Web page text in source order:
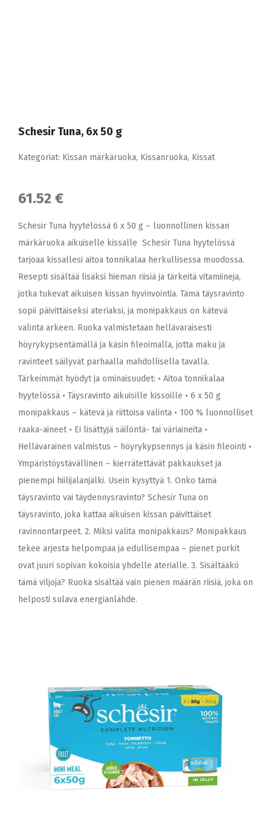
Schesir Tuna, 6x 50 g
Kategoriat: Kissan märkäruoka, Kissanruoka, Kissat
61.52 €
Schesir Tuna hyytelössä 6 x 50 g – luonnollinen kissan
märkäruoka aikuiselle kissalle Schesir Tuna hyytelössä
tarjoaa kissallesi aitoa tonnikalaa herkullisessa muodossa.
Resepti sisältää lisäksi hieman riisiä ja tärkeitä vitamiineja,
jotka tukevat aikuisen kissan hyvinvointia. Tämä täysravinto
sopii päivittäiseksi ateriaksi, ja monipakkaus on kätevä
valinta arkeen. Ruoka valmistetaan hellävaraisesti
höyrykypsentämällä ja käsin fileoimalla, jotta maku ja
ravinteet säilyvät parhaalla mahdollisella tavalla.
Tärkeimmät hyödyt ja ominaisuudet: • Aitoa tonnikalaa
hyytelössä • Täysravinto aikuisille kissoille • 6 x 50 g
monipakkaus – kätevä ja riittoisa valinta • 100 % luonnolliset
raaka-aineet • Ei lisättyjä säilöntä- tai väriaineita •
Hellävarainen valmistus – höyrykypsennys ja käsin fileointi •
Ympäristöystävällinen – kierrätettävät pakkaukset ja
pienempi hiilijalanjälki. Usein kysyttyä 1. Onko tämä
täysravinto vai täydennysravinto? Schesir Tuna on
täysravinto, joka kattaa aikuisen kissan päivittäiset
ravinnontarpeet. 2. Miksi valita monipakkaus? Monipakkaus
tekee arjesta helpompaa ja edullisempaa – pienet purkit
ovat juuri sopivan kokoisia yhdelle aterialle. 3. Sisältääkö
tämä viljoja? Ruoka sisältää vain pienen määrän riisiä, joka on
helposti sulava energianlähde.